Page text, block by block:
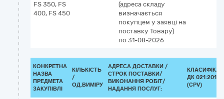
FS 350, FS
400, FS 450
(адреса складу
визначається
покупцем у заявці на
поставку Товару)
по 31-08-2026
КОНКРЕТНА
НАЗВА
ПРЕДМЕТА
ЗАКУПІВЛІ
КІЛЬКІСТЬ
/
ОД.ВИМІРУ
АДРЕСА ДОСТАВКИ /
СТРОК ПОСТАВКИ/
ВИКОНАННЯ РОБІТ/
НАДАННЯ ПОСЛУГ:
ДК 021:2015
(CPV)